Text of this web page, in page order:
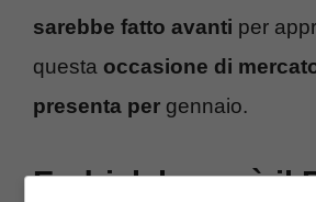
sarebbe fatto avanti per
questa occasione di
presenta per gennaio.
Endrick lascerà il